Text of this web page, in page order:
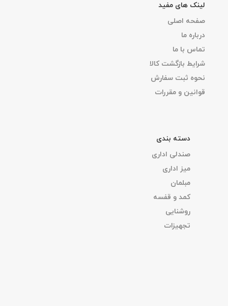
لینک های مفید
صفحه اصلی
درباره ما
تماس با ما
شرایط بازگشت کالا
نحوه ثبت سفارش
قوانین و مقررات
دسته بندی
صندلی اداری
میز اداری
مبلمان
کمد و قفسه
روشنایی
تجهیزات